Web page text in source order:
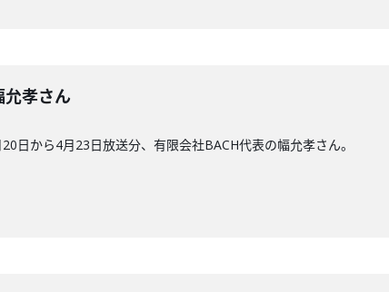
孝さん
日から4月23日放送分、有限会社BACH代表の幅允孝さん。